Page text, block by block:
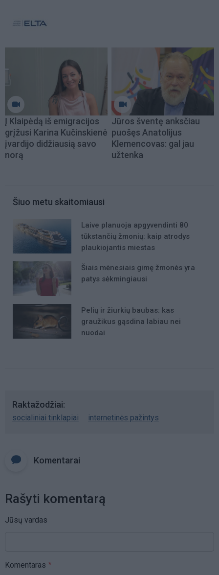
Į Klaipėdą iš emigracijos
grįžusi Karina Kučinskienė
įvardijo didžiausią savo
norą
Jūros šventę anksčiau
puošęs Anatolijus
Klemencovas: gal jau
užtenka
Šiuo metu skaitomiausi
Laive planuoja apgyvendinti 80
tūkstančių žmonių: kaip atrodys
plaukiojantis miestas
Šiais mėnesiais gimę žmonės yra
patys sėkmingiausi
Pelių ir žiurkių baubas: kas
graužikus gąsdina labiau nei
nuodai
Raktažodžiai
socialiniai tinklapiai internetinės pažintys
Komentarai
Rašyti komentarą
Jūsų vardas
Komentaras